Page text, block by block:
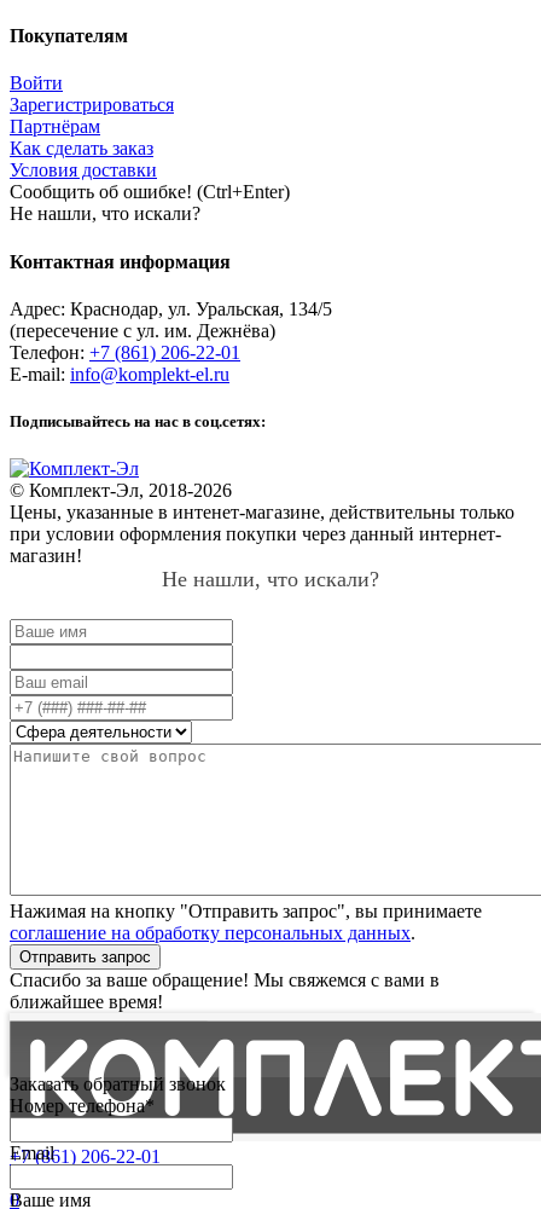
Покупателям
Войти
Зарегистрироваться
Партнёрам
Как сделать заказ
Условия доставки
Сообщить об ошибке! (Ctrl+Enter)
Не нашли, что искали?
Контактная информация
Адрес: Краснодар, ул. Уральская, 134/5
(пересечение с ул. им. Дежнёва)
Телефон: +7 (861) 206-22-01
E-mail: info@komplekt-el.ru
Подписывайтесь на нас в соц.сетях:
© Комплект-Эл, 2018-2026
Цены, указанные в интенет-магазине, действительны только
при условии оформления покупки через данный интернет-
магазин!
Не нашли, что искали?
Нажимая на кнопку "Отправить запрос", вы принимаете
соглашение на обработку персональных данных.
Отправить запрос
Спасибо за ваше обращение! Мы свяжемся с вами в
ближайшее время!
+7 (861) 206-22-01
0
Заказать обратный звонок
Номер телефона*
Email
Ваше имя